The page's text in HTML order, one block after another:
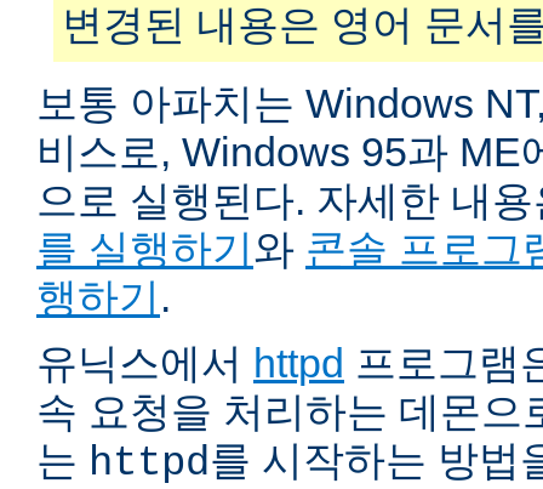
변경된 내용은 영어 문서
보통 아파치는 Windows
비스로, Windows 95과 ME
으로 실행된다. 자세한 내
를 실행하기와 콘솔 프로그
행하기 .
유닉스에서 httpd 프로그램
속 요청을 처리하는 데몬으
는 httpd를 시작하는 방법